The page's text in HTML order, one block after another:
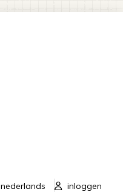
nederlands
inloggen